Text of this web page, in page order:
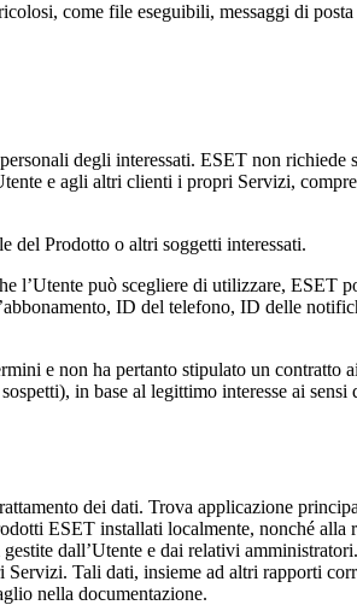
come file eseguibili, messaggi di posta
degli interessati. ESET non richiede
e agli altri clienti i propri Servizi,
del Prodotto o altri soggetti interessati.
l’Utente può scegliere di utilizzare, ESET
ID del telefono, ID delle
e non ha pertanto stipulato un contratto
in base al legittimo interesse ai
dei dati. Trova applicazione
ESET installati localmente, nonché alla
dall’Utente e dai relativi
Tali dati, insieme ad altri rapporti
nella documentazione.